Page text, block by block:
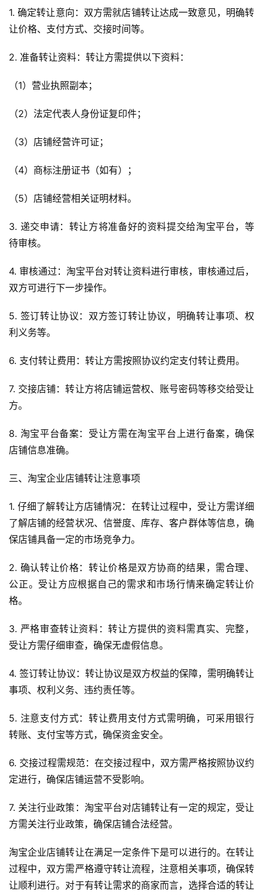
1. 确定转让意向：双方需就店铺转让达成一致意见，明确转
让价格、支付方式、交接时间等。
2. 准备转让资料：转让方需提供以下资料：
（1）营业执照副本；
（2）法定代表人身份证复印件；
（3）店铺经营许可证；
（4）商标注册证书（如有）；
（5）店铺经营相关证明材料。
3. 递交申请：转让方将准备好的资料提交给淘宝平台，等
待审核。
4. 审核通过：淘宝平台对转让资料进行审核，审核通过后，
双方可进行下一步操作。
5. 签订转让协议：双方签订转让协议，明确转让事项、权
利义务等。
6. 支付转让费用：转让方需按照协议约定支付转让费用。
7. 交接店铺：转让方将店铺运营权、账号密码等移交给受让
方。
8. 淘宝平台备案：受让方需在淘宝平台上进行备案，确保
店铺信息准确。
三、淘宝企业店铺转让注意事项
1. 仔细了解转让方店铺情况：在转让过程中，受让方需详细
了解店铺的经营状况、信誉度、库存、客户群体等信息，确
保店铺具备一定的市场竞争力。
2. 确认转让价格：转让价格是双方协商的结果，需合理、
公正。受让方应根据自己的需求和市场行情来确定转让价
格。
3. 严格审查转让资料：转让方提供的资料需真实、完整，
受让方需仔细审查，确保无虚假信息。
4. 签订转让协议：转让协议是双方权益的保障，需明确转让
事项、权利义务、违约责任等。
5. 注意支付方式：转让费用支付方式需明确，可采用银行
转账、支付宝等方式，确保资金安全。
6. 交接过程需规范：在交接过程中，双方需严格按照协议约
定进行，确保店铺运营不受影响。
7. 关注行业政策：淘宝平台对店铺转让有一定的规定，受让
方需关注行业政策，确保店铺合法经营。
淘宝企业店铺转让在满足一定条件下是可以进行的。在转让
过程中，双方需严格遵守转让流程，注意相关事项，确保转
让顺利进行。对于有转让需求的商家而言，选择合适的转让